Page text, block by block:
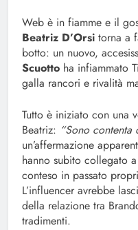
Web è in fiamme e il
Beatriz D’Orsi torna a
botto: un nuovo,
Scuotto ha infiammato
galla rancori e rivalità
Tutto è iniziato con una
Beatriz: “Sono
un’affermazione
hanno subito collegato
conteso in passato
L’influencer avrebbe
della relazione tra
tradimenti.